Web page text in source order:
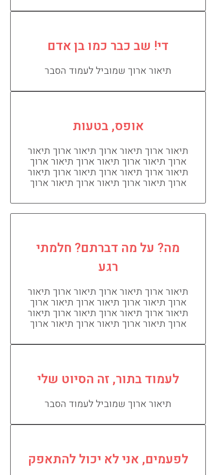
די! שב כבר כמו בן אדם
תיאור ארוך שמוביל לעמוד הסבר
אופס, בטעות
תיאור ארוך תיאור ארוך תיאור ארוך תיאור
ארוך תיאור ארוך תיאור ארוך תיאור ארוך
תיאור ארוך תיאור ארוך תיאור ארוך תיאור
ארוך תיאור ארוך תיאור ארוך תיאור ארוך
מה? על מה דברתם? חלמתי
רגע
תיאור ארוך תיאור ארוך תיאור ארוך תיאור
ארוך תיאור ארוך תיאור ארוך תיאור ארוך
תיאור ארוך תיאור ארוך תיאור ארוך תיאור
ארוך תיאור ארוך תיאור ארוך תיאור ארוך
לעמוד בתור, זה הסיוט שלי
תיאור ארוך שמוביל לעמוד הסבר
לפעמים, אני לא יכול להתאפק